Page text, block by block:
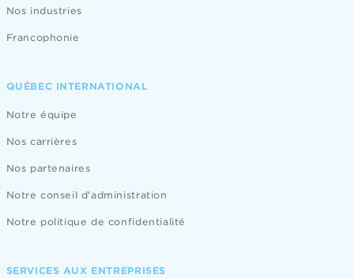
Nos industries
Francophonie
QUÉBEC INTERNATIONAL
Notre équipe
Nos carrières
Nos partenaires
Notre conseil d'administration
Notre politique de confidentialité
SERVICES AUX ENTREPRISES